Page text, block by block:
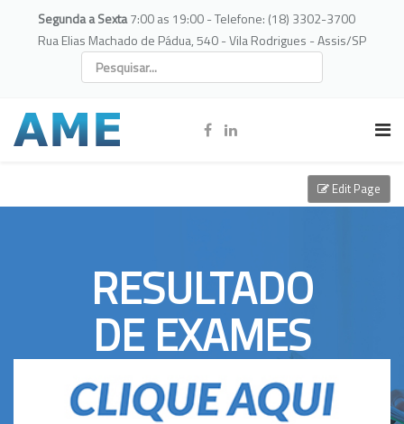
Segunda a Sexta7:00 as 19:00 - Telefone: (18) 3302-3700
Rua Elias Machado de Pádua, 540 - Vila Rodrigues - Assis/SP
RESULTADO
DE EXAMES
Edit Page